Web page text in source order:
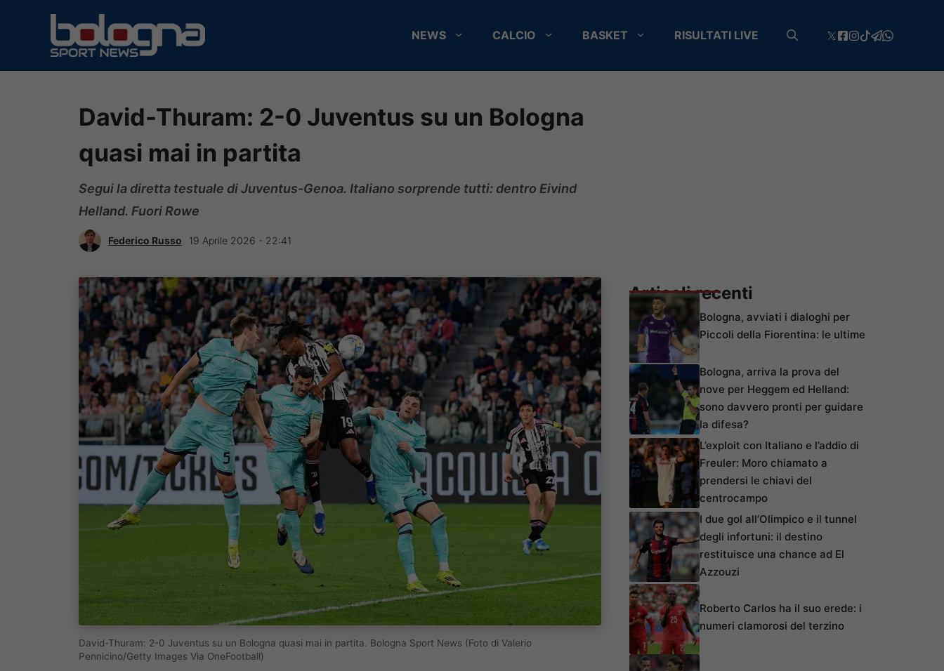
contenuto
NEWS CALCIO BASKET RISULTATI LIVE
David-Thuram: 2-0 Juventus su un Bologna
quasi mai in partita
Segui la diretta testuale di Juventus-Genoa. Italiano sorprende tutti: dentro Eivind
Helland. Fuori Rowe
Federico Russo 19 Aprile 2026 - 22:41
David-Thuram: 2-0 Juventus su un Bologna quasi mai in partita. Bologna Sport News (Foto di Valerio
Pennicino/Getty Images Via OneFootball)
Articoli recenti
Bologna, avviati i dialoghi per
Piccoli della Fiorentina: le ultime
Bologna, arriva la prova del
nove per Heggem ed Helland:
sono davvero pronti per guidare
la difesa?
L’exploit con Italiano e l’addio di
Freuler: Moro chiamato a
prendersi le chiavi del
centrocampo
I due gol all’Olimpico e il tunnel
degli infortuni: il destino
restituisce una chance ad El
Azzouzi
Roberto Carlos ha il suo erede: i
numeri clamorosi del terzino